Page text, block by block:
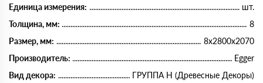
Единица измерения:
шт.
Толщина, мм:
8
Размер, мм:
8х2800х2070
Производитель:
Egger
Вид декора:
ГРУППА Н (Древесные Декоры)